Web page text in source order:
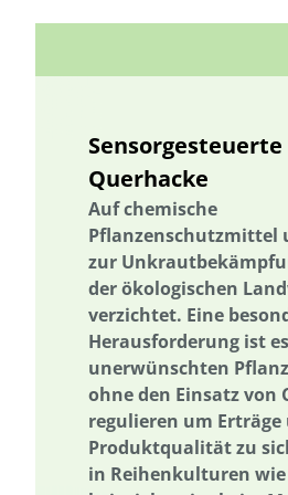
Netz-werkbildung Netzausbau
Niedersachsen Nitratbelastung
Optimierung von Kreislaufschließung und
Optimierung von Kreislaufschließung und
biologischer Landbau Ostsee
Partizipation
Participatory Design Partizipati-on
Pflanzenkohle Planertary Health
Sensorgesteuerte
Querhacke
Auf chemische
Pflanzenschutzmittel
zur
der ökologischen
verzichtet. Eine
Herausforderung ist
unerwünschten
ohne den Einsatz von
regulieren um Erträge
Produktqualität zu
in Reihenkulturen wie